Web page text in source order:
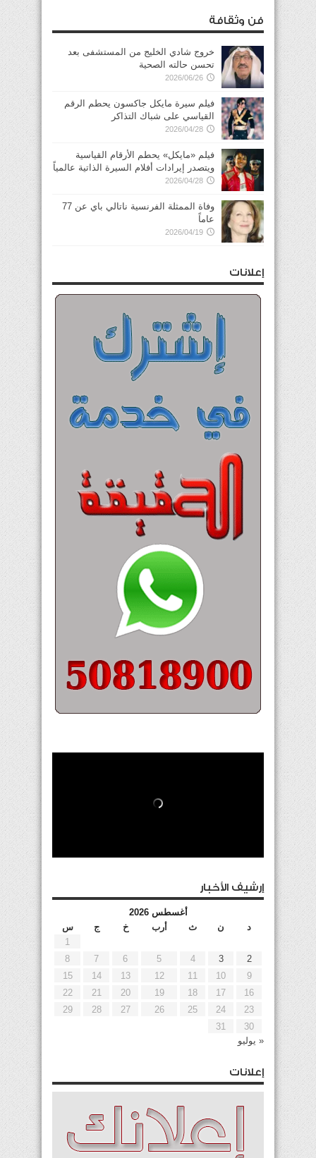
فن وثقافة
خروج شادي الخليج من المستشفى بعد
تحسن حالته الصحية
2026/06/26
فيلم سيرة مايكل جاكسون يحطم الرقم
القياسي على شباك التذاكر
2026/04/28
فيلم «مايكل» يحطم الأرقام القياسية
ويتصدر إيرادات أفلام السيرة الذاتية عالمياً
2026/04/28
وفاة الممثلة الفرنسية ناتالي باي عن 77
عاماً
2026/04/19
إعلانات
إرشيف الأخبار
أغسطس 2026
د
ن ث أرب خ ج
س
1
2
3
4
5
6
7
8
9
10
11
12
13
14
15
16
17
18
19
20
21
22
23
24
25
26
27
28
29
30
31
« يوليو
إعلانات